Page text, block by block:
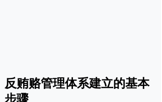
反贿赂管理体系建立的基本
步骤